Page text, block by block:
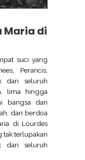
Maria di
suci yang
Perancis,
dari seluruh
lima hingga
bangsa dan
dan berdoa
di Lourdes
tak terlupakan
dari seluruh